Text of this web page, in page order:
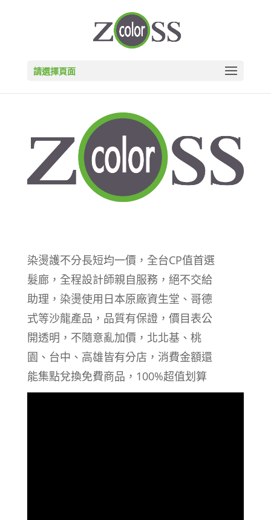
請選擇頁面
染燙護不分長短均一價，全台CP值首選
髮廊，全程設計師親自服務，絕不交給
助理，染燙使用日本原廠資生堂、哥德
式等沙龍產品，品質有保證，價目表公
開透明，不隨意亂加價，北北基、桃
園、台中、高雄皆有分店，消費金額還
能集點兌換免費商品，100%超值划算